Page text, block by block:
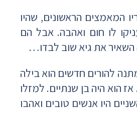
המאמצים הראשונים, שהיו
לו חום ואהבה. אבל הם
השאיר את גיא שוב לבדו…
להורים חדשים הוא בילה
הוא היה בן שנתיים. למזלו
היו אנשים טובים ואהבו